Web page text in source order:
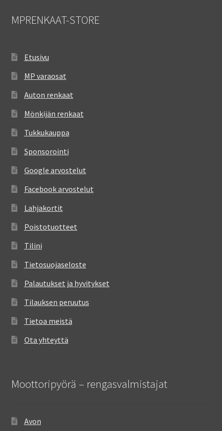
MPRENKAAT-STORE
Etusivu
MP varaosat
Auton renkaat
Mönkijän renkaat
Tukkukauppa
Sponsorointi
Google arvostelut
Facebook arvostelut
Lahjakortit
Poistotuotteet
Tilini
Tietosuojaseloste
Palautukset ja hyvitykset
Tilauksen peruutus
Tietoa meistä
Ota yhteyttä
Moottoripyörä – rengasvalmistajat
Avon